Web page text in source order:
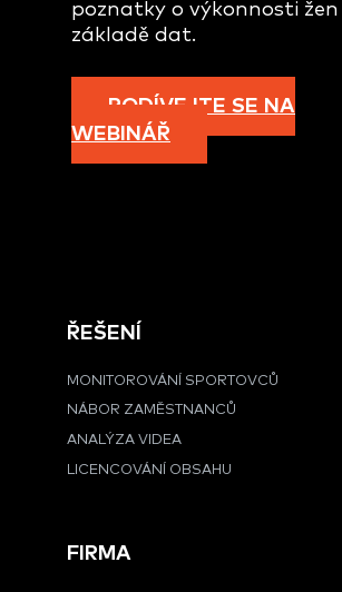
poznatky o výkonnosti
základě dat.
PODÍVEJTE SE NA
WEBINÁŘ
ŘEŠENÍ
MONITOROVÁNÍ SPORTOVCŮ
NÁBOR ZAMĚSTNANCŮ
ANALÝZA VIDEA
LICENCOVÁNÍ OBSAHU
FIRMA